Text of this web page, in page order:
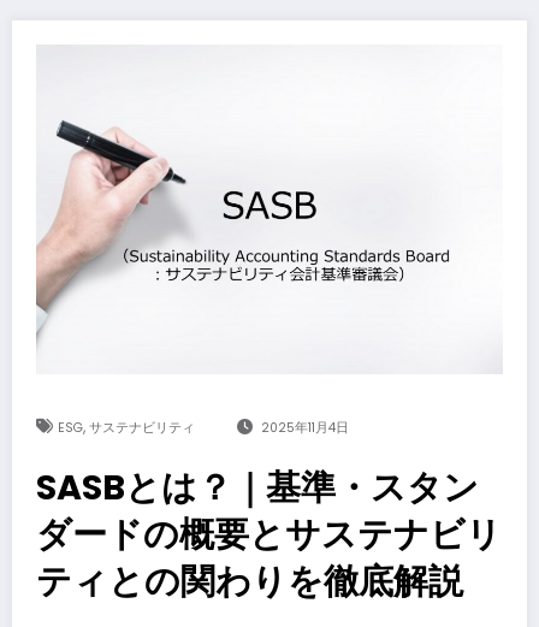
ESG, サステナビリティ 2025年11月4日
SASBとは？｜基準・スタン
ダードの概要とサステナビリ
ティとの関わりを徹底解説